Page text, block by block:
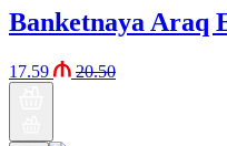
Banketnaya Araq
17.59 20.50